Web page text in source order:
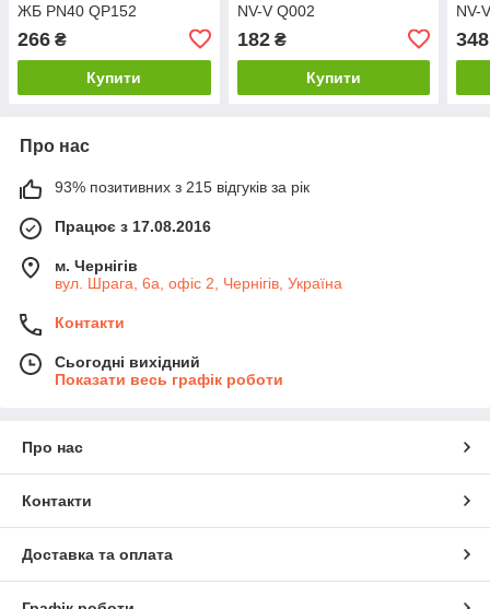
ЖБ PN40 QP152
266 ₴
Купити
NV-V Q002
182₴
Купити
NV-
348
Про нас
93% позитивних з 215 відгуків за рік
Працює з 17.08.2016
м. Чернігів
вул. Шрага, 6а, офіс 2, Чернігів, Україна
Контакти
Сьогодні вихідний
Показати весь графік роботи
Про нас
Контакти
Доставка та оплата